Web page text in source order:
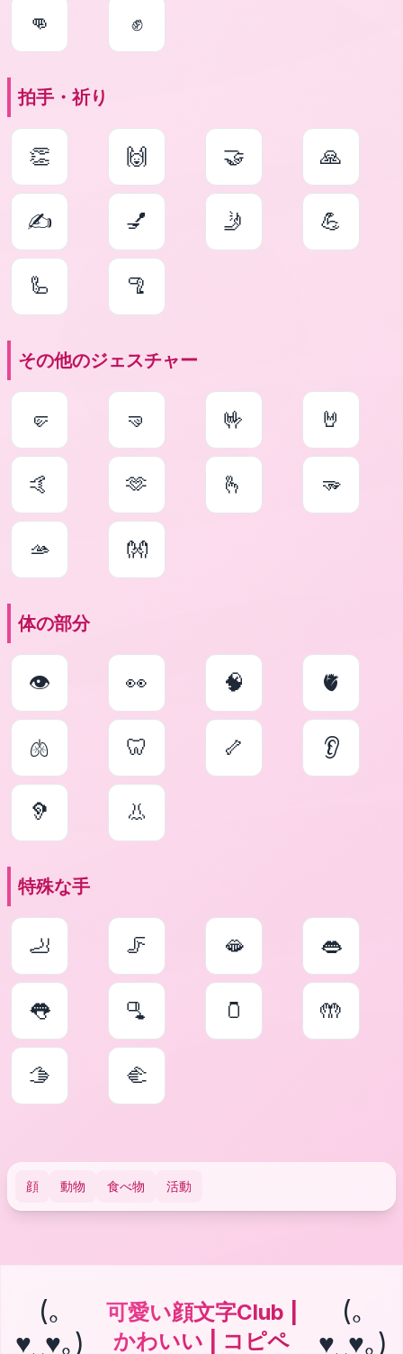
👊 ✊
拍手・祈り
👏 🙌 🤝 🙏
✍ 💅 🤳 💪
🦾 🦿
その他のジェスチャー
🤛 🤜 🤟 🤘
🤙 🫶 🫰 🫳
🫴 👐
体の部分
👁 👀 🧠 🫀
🫁 🦷 🦴 👂
🦻 👃
特殊な手
🦶 🦵 🫦 👄
👅 🫗 🫙 🤲
🫱 🫲
顔 動物 食べ物 活動
(｡
♥‿♥｡)
可愛い顔文字Club |
かわいい | コピペ
(｡
♥‿♥｡)